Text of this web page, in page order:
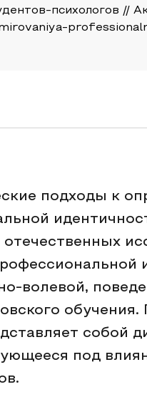
психологов //
подходы к
волевой,
обучения.
собой
под